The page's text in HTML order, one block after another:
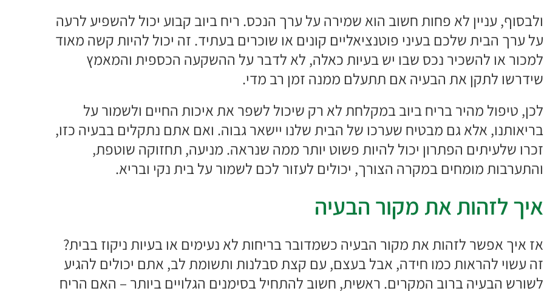
ולבסוף, עניין לא פחות חשוב הוא שמירה על ערך הנכס. ריח ביוב קבוע יכול להשפיע לרעה
על ערך הבית שלכם בעיני פוטנציאליים קונים או שוכרים בעתיד. זה יכול להיות קשה מאוד
למכור או להשכיר נכס שבו יש בעיות כאלה, לא לדבר על ההשקעה הכספית והמאמץ
שידרשו לתקן את הבעיה אם תתעלם ממנה זמן רב מדי.
לכן, טיפול מהיר בריח ביוב במקלחת לא רק שיכול לשפר את איכות החיים ולשמור על
בריאותנו, אלא גם מבטיח שערכו של הבית שלנו יישאר גבוה. ואם אתם נתקלים בבעיה כזו,
זכרו שלעיתים הפתרון יכול להיות פשוט יותר ממה שנראה. מניעה, תחזוקה שוטפת,
והתערבות מומחים במקרה הצורך, יכולים לעזור לכם לשמור על בית נקי ובריא.
איך לזהות את מקור הבעיה
אז איך אפשר לזהות את מקור הבעיה כשמדובר בריחות לא נעימים או בעיות ניקוז בבית?
זה עשוי להראות כמו חידה, אבל בעצם, עם קצת סבלנות ותשומת לב, אתם יכולים להגיע
לשורש הבעיה ברוב המקרים. ראשית, חשוב להתחיל בסימנים הגלויים ביותר – האם הריח